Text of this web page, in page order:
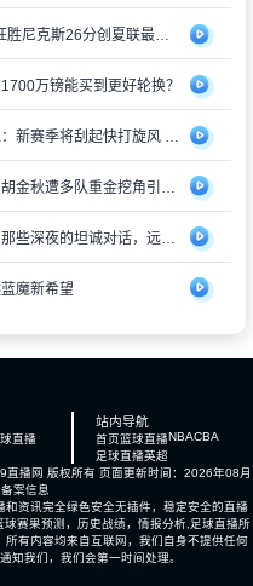
小布朗火力全开砍20分 篮网狂胜尼克斯26分创夏联最大分差
万镑能买到更好轮换？
克努佩尔直播畅谈黄蜂大换血：新赛季将刮起快打旋风 射手群蓄势待发
广厦夺冠仅一年就面临解体？胡金秋遭多队重金挖角引猜测
史蒂文斯回忆布朗交易细节：那些深夜的坦诚对话，远比想象中复杂
魔新希望
直播
站内导航
首页篮球直播NBACBA
足球直播英超
直播网 版权所有 页面更新时间：2026年08月
备案信息
资讯完全绿色安全无插件，稳定安全的直播
赛果预测，历史战绩，情报分析,足球直播所
有内容均来自互联网，我们自身不提供任何
知我们，我们会第一时间处理。